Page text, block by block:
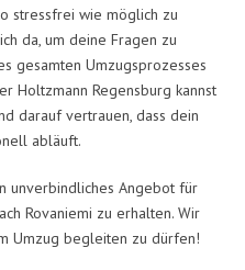
stressfrei wie möglich zu
da, um deine Fragen zu
gesamten Umzugsprozesses
Holtzmann Regensburg kannst
darauf vertrauen, dass dein
abläuft.
unverbindliches Angebot für
Rovaniemi zu erhalten. Wir
Umzug begleiten zu dürfen!